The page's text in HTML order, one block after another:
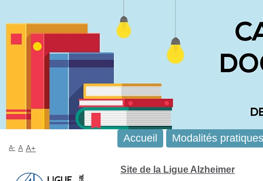
Site de la Ligue Alzheimer
Accueil Modalités pratiques
A- A A+